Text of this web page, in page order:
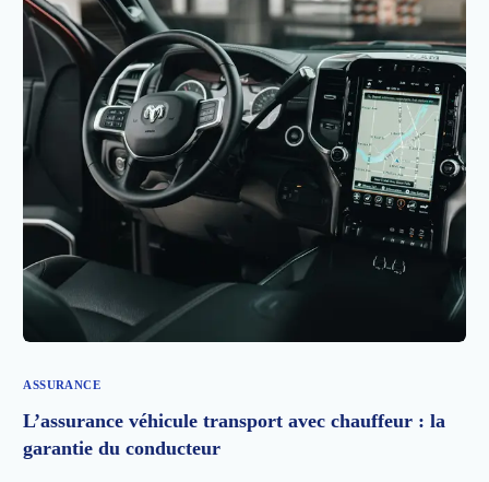
ASSURANCE
L’assurance véhicule transport avec chauffeur : la
garantie du conducteur